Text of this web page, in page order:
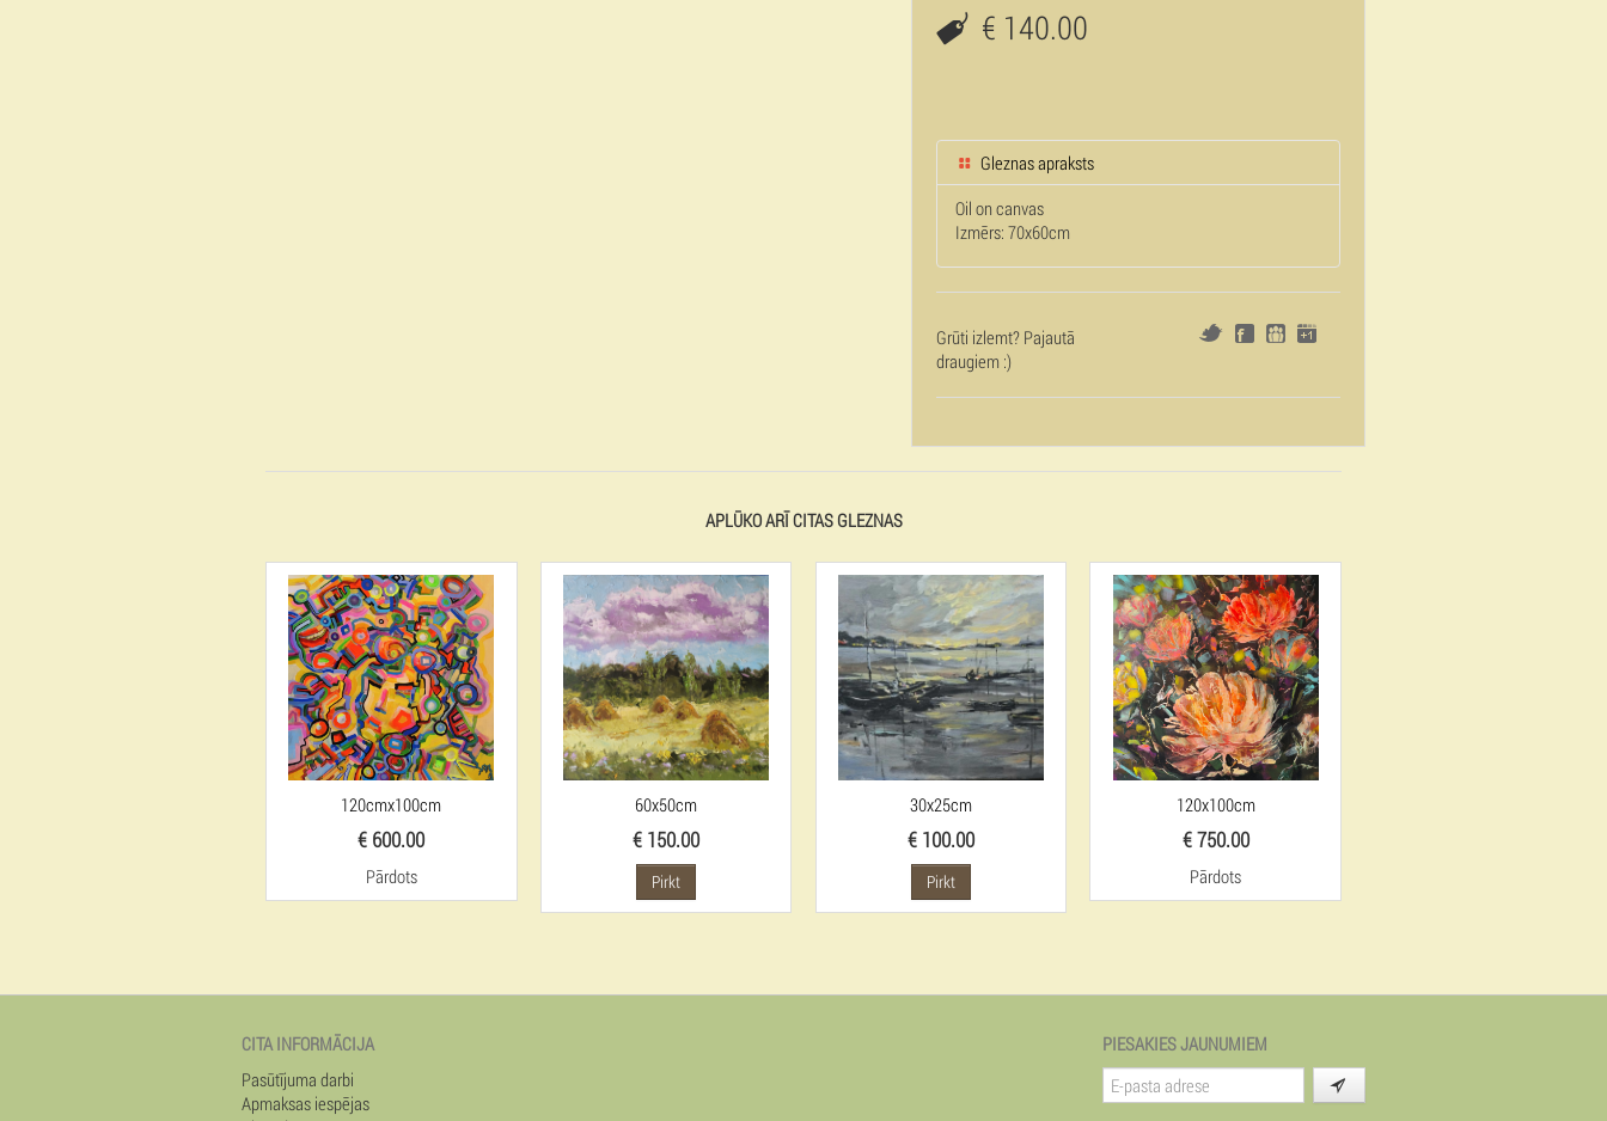
€ 140.00
Gleznas apraksts
Oil on canvas
Izmērs: 70x60cm
Grūti izlemt? Pajautā
draugiem :)
APLŪKO ARĪ CITAS GLEZNAS
120cmx100cm
€ 600.00
Pārdots
60x50cm
€ 150.00
Pirkt
30x25cm
€ 100.00
Pirkt
120x100cm
€ 750.00
Pārdots
CITA INFORMĀCIJA
Pasūtījuma darbi
Apmaksas iespējas
PIESAKIES JAUNUMIEM